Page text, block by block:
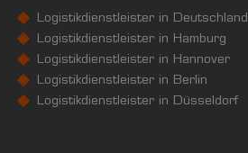
Logistikdienstleister in Deutschland
Logistikdienstleister in Hamburg
Logistikdienstleister in Hannover
Logistikdienstleister in Berlin
Logistikdienstleister in Düsseldorf